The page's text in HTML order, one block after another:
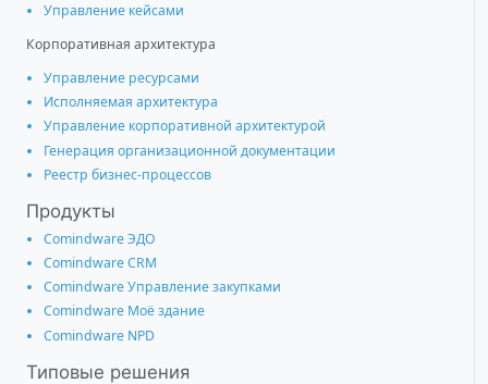
Управление кейсами
Корпоративная архитектура
Управление ресурсами
Исполняемая архитектура
Управление корпоративной архитектурой
Генерация организационной документации
Реестр бизнес-процессов
Продукты
Comindware ЭДО
Comindware CRM
Comindware Управление закупками
Comindware Моё здание
Comindware NPD
Типовые решения